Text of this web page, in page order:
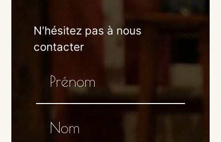
N'hésitez pas à nous
contacter